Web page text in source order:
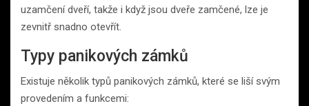
uzamčení dveří, takže i když jsou dveře zamčené, lze je
zevnitř snadno otevřít.
Typy panikových zámků
Existuje několik typů panikových zámků, které se liší svým
provedením a funkcemi: